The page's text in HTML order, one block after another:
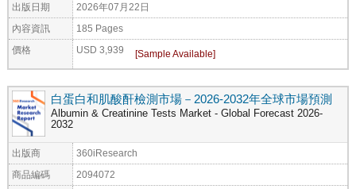
出版日期 2026年07月22日
內容資訊 185 Pages
價格 USD 3,939
白蛋白和肌酸酐檢測市場－2026-2032年全球市場預測
Albumin & Creatinine Tests Market - Global Forecast 2026-
2032
出版商 360iResearch
商品編碼 2094072